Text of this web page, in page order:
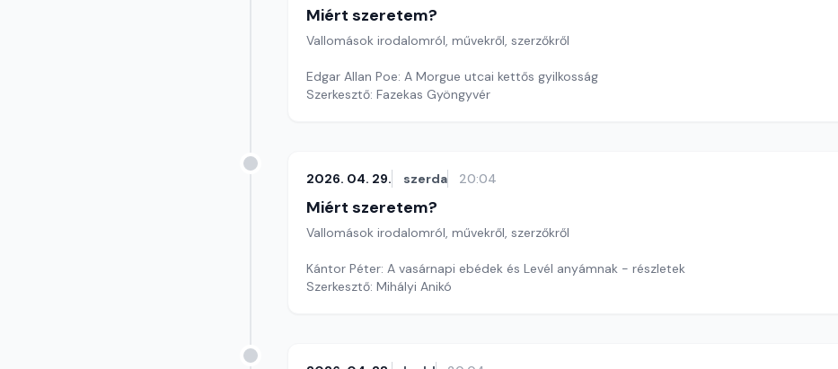
Miért szeretem?
Vallomások irodalomról, művekről, szerzőkről
Edgar Allan Poe: A Morgue utcai kettős gyilkosság
Szerkesztő: Fazekas Gyöngyvér
2026. 04. 29. szerda 20:04
Miért szeretem?
Vallomások irodalomról, művekről, szerzőkről
Kántor Péter: A vasárnapi ebédek és Levél anyámnak - részletek
Szerkesztő: Mihályi Anikó